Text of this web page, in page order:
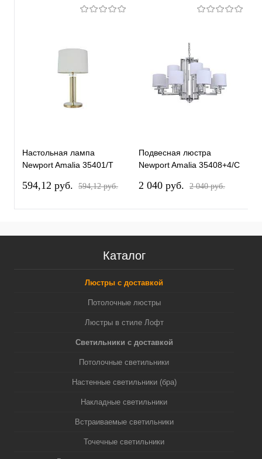
Настольная лампа
Newport Amalia 35401/T
М0069067
594,12 pуб. 594,12 pуб.
Подвесная люстра
Newport Amalia 35408+4/C
М0069062
2 040 pуб. 2 040 pуб.
Каталог
Люстры с доставкой
Потолочные люстры
Люстры в стиле Лофт
Светильники с доставкой
Потолочные светильники
Настенные светильники (бра)
Накладные светильники
Встраиваемые светильники
Точечные светильники